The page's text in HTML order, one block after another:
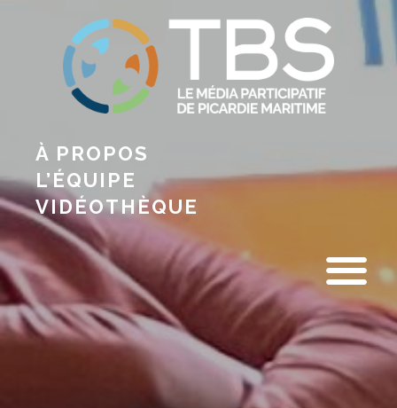
À PROPOS
L’ÉQUIPE
VIDÉOTHÈQUE